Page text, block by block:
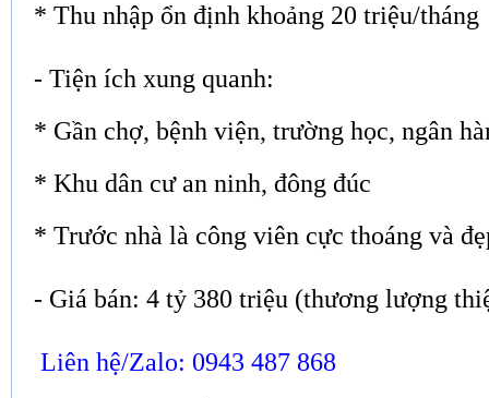
* Thu nhập ổn định khoảng 20 triệu/tháng
- Tiện ích xung quanh:
* Gần chợ, bệnh viện, trường học, ngân
* Khu dân cư an ninh, đông đúc
* Trước nhà là công viên cực thoáng và
- Giá bán: 4 tỷ 380 triệu (thương lượng
Liên hệ/Zalo: 0943 487 868